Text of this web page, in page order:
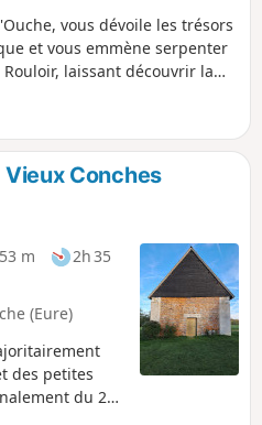
vous dévoile les trésors
et vous emmène serpenter
laissant découvrir la
Normandie à la grâce
onctueux que laisse au
par Jean de la Varende.
Conches
m
2h 35
(Eure)
des petites
du 28